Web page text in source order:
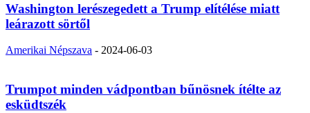
Washington lerészegedett a Trump elítélése miatt
leárazott sörtől
Amerikai Népszava - 2024-06-03
Trumpot minden vádpontban bűnösnek ítélte az
esküdtszék